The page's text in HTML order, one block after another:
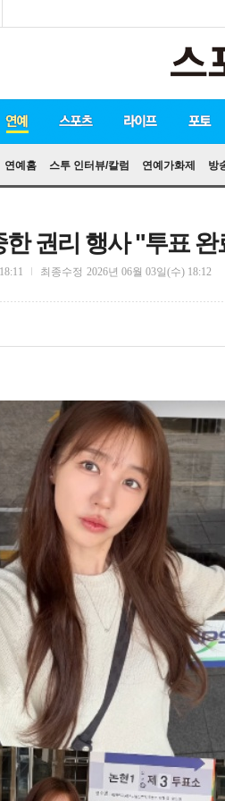
연예
연예홈 스투 인터뷰/칼럼 연예가화제 방
스포츠 라이프 포토
한 권리 행사 "투표
최종수정 2026년 06월 03일(수) 18:12